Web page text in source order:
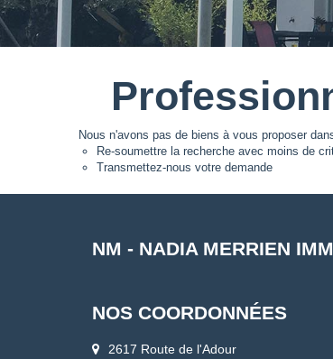
Nous n'avons pas de biens à vous proposer
Re-soumettre la recherche avec moins de
Transmettez-nous votre demande
NM - NADIA MERRIEN
NOS COORDONNÉES
2617 Route de l'Adour